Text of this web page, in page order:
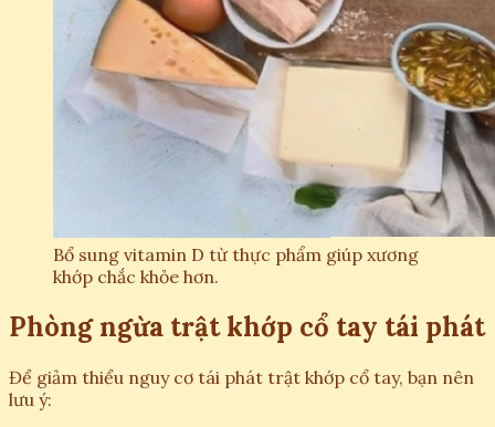
Bổ sung vitamin D từ thực phẩm giúp xương
khớp chắc khỏe hơn.
Phòng ngừa trật khớp cổ tay tái phát
Để giảm thiểu nguy cơ tái phát trật khớp cổ tay, bạn nên
lưu ý: